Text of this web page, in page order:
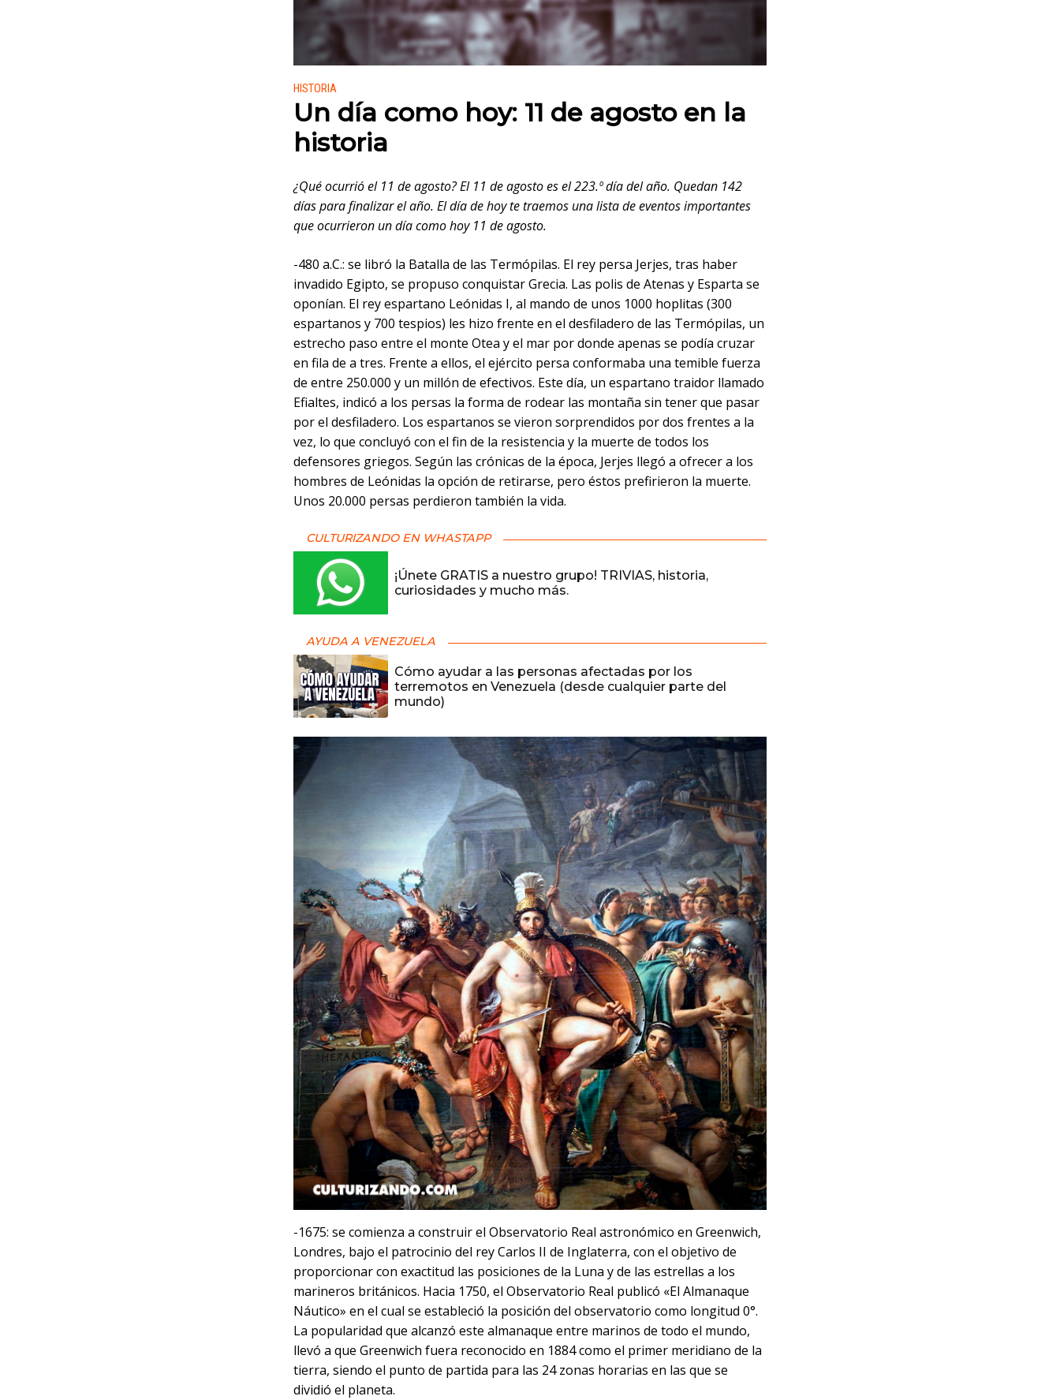
Publicado en:
HISTORIA
Un día como hoy: 11 de agosto en la
historia
¿Qué ocurrió el 11 de agosto? El 11 de agosto es el 223.º día del año. Quedan 142
días para finalizar el año. El día de hoy te traemos una lista de eventos importantes
que ocurrieron un día como hoy 11 de agosto.
-480 a.C.: se libró la Batalla de las Termópilas. El rey persa Jerjes, tras haber
invadido Egipto, se propuso conquistar Grecia. Las polis de Atenas y Esparta se
oponían. El rey espartano Leónidas I, al mando de unos 1000 hoplitas (300
espartanos y 700 tespios) les hizo frente en el desfiladero de las Termópilas, un
estrecho paso entre el monte Otea y el mar por donde apenas se podía cruzar
en fila de a tres. Frente a ellos, el ejército persa conformaba una temible fuerza
de entre 250.000 y un millón de efectivos. Este día, un espartano traidor llamado
Efialtes, indicó a los persas la forma de rodear las montaña sin tener que pasar
por el desfiladero. Los espartanos se vieron sorprendidos por dos frentes a la
vez, lo que concluyó con el fin de la resistencia y la muerte de todos los
defensores griegos. Según las crónicas de la época, Jerjes llegó a ofrecer a los
hombres de Leónidas la opción de retirarse, pero éstos prefirieron la muerte.
Unos 20.000 persas perdieron también la vida.
CULTURIZANDO EN WHASTAPP
¡Únete GRATIS a nuestro grupo! TRIVIAS, historia,
curiosidades y mucho más.
AYUDA A VENEZUELA
Cómo ayudar a las personas afectadas por los
terremotos en Venezuela (desde cualquier parte del
mundo)
-1675: se comienza a construir el Observatorio Real astronómico en Greenwich,
Londres, bajo el patrocinio del rey Carlos II de Inglaterra, con el objetivo de
proporcionar con exactitud las posiciones de la Luna y de las estrellas a los
marineros británicos. Hacia 1750, el Observatorio Real publicó «El Almanaque
Náutico» en el cual se estableció la posición del observatorio como longitud 0°.
La popularidad que alcanzó este almanaque entre marinos de todo el mundo,
llevó a que Greenwich fuera reconocido en 1884 como el primer meridiano de la
tierra, siendo el punto de partida para las 24 zonas horarias en las que se
dividió el planeta.